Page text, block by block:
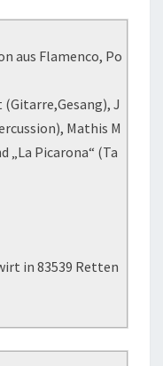
aus Flamenco, Po
J
Mathis M
„La Picarona“ (Ta
in 83539 Retten